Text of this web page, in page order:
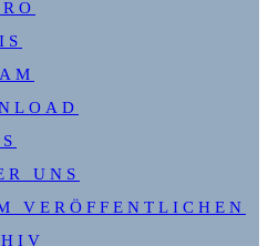
UNS
VERÖFFENTLICHEN